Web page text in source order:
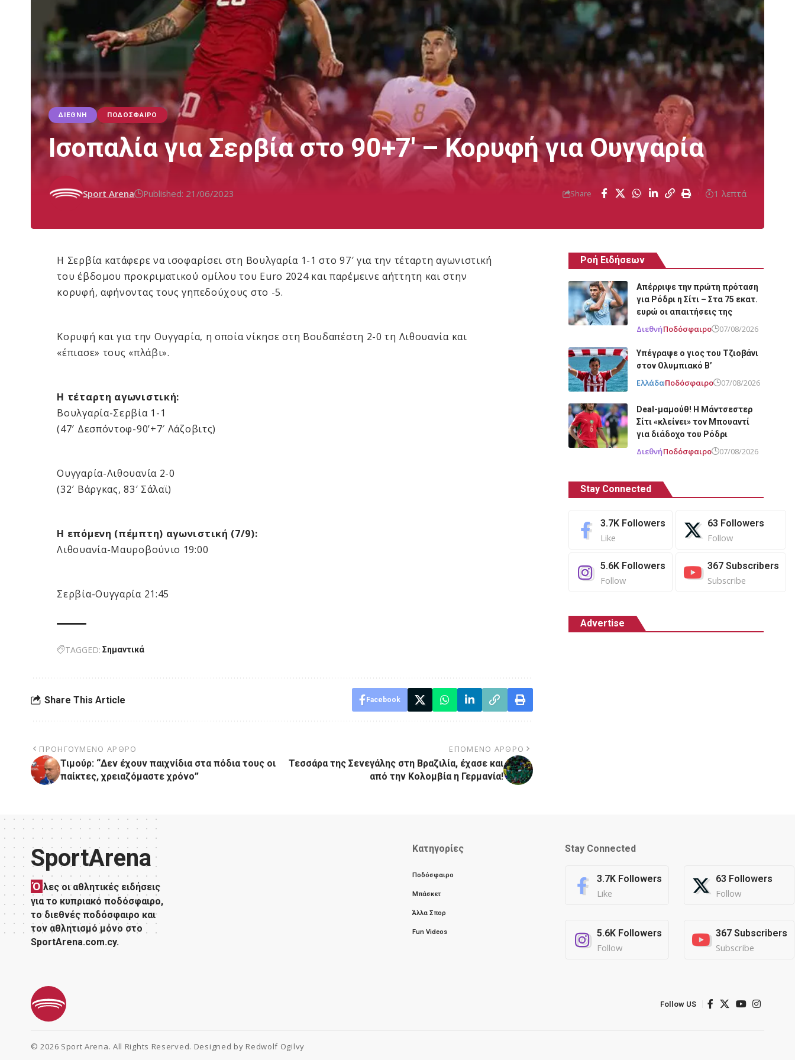
ΔΙΕΘΝΉ ΠΟΔΌΣΦΑΙΡΟ
Ισοπαλία για Σερβία στο 90+7′ – Κορυφή για Ουγγαρία
Sport Arena Published: 21/06/2023 Share 1 λεπτά
Η Σερβία κατάφερε να ισοφαρίσει στη Βουλγαρία 1-1 στο 97′ για την τέταρτη αγωνιστική
του έβδομου προκριματικού ομίλου του Euro 2024 και παρέμεινε αήττητη και στην
κορυφή, αφήνοντας τους γηπεδούχους στο -5.
Κορυφή και για την Ουγγαρία, η οποία νίκησε στη Βουδαπέστη 2-0 τη Λιθουανία και
«έπιασε» τους «πλάβι».
Η τέταρτη αγωνιστική:
Βουλγαρία-Σερβία 1-1
(47′ Δεσπόντοφ-90’+7′ Λάζοβιτς)
Ουγγαρία-Λιθουανία 2-0
(32′ Βάργκας, 83′ Σάλαϊ)
Η επόμενη (πέμπτη) αγωνιστική (7/9):
Λιθουανία-Μαυροβούνιο 19:00
Σερβία-Ουγγαρία 21:45
TAGGED: Σημαντικά
Share This Article Facebook
ΠΡΟΗΓΟΎΜΕΝΟ ΆΡΘΡΟ
Τιμούρ: “Δεν έχουν παιχνίδια στα πόδια τους οι
παίκτες, χρειαζόμαστε χρόνο”
ΕΠΌΜΕΝΟ ΆΡΘΡΟ
Τεσσάρα της Σενεγάλης στη Βραζιλία, έχασε και
από την Κολομβία η Γερμανία!
Ροή Ειδήσεων
Απέρριψε την πρώτη πρόταση
για Ρόδρι η Σίτι – Στα 75 εκατ.
ευρώ οι απαιτήσεις της
ΔιεθνήΠοδόσφαιρο 07/08/2026
Υπέγραψε ο γιος του Τζιοβάνι
στον Ολυμπιακό Β’
ΕλλάδαΠοδόσφαιρο 07/08/2026
Deal-μαμούθ! Η Μάντσεστερ
Σίτι «κλείνει» τον Μπουαντί
για διάδοχο του Ρόδρι
ΔιεθνήΠοδόσφαιρο 07/08/2026
Stay Connected
3.7K Followers
Like
63 Followers
Follow
5.6K Followers
Follow
367 Subscribers
Subscribe
Advertise
SportArena
Ό λες οι αθλητικές ειδήσεις
για το κυπριακό ποδόσφαιρο,
το διεθνές ποδόσφαιρο και
τον αθλητισμό μόνο στο
SportArena.com.cy.
Κατηγορίες
Ποδόσφαιρο
Μπάσκετ
Άλλα Σπορ
Fun Videos
Stay Connected
3.7K Followers
Like
63 Followers
Follow
5.6K Followers
Follow
367 Subscribers
Subscribe
Follow US
© 2026 Sport Arena. All Rights Reserved. Designed by Redwolf Ogilvy